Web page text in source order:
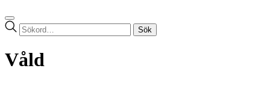
Sök
efter:
Våld